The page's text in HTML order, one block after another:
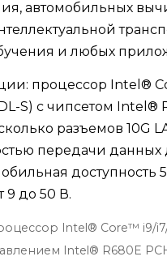
автомобильных
и любых
процессор Intel®
S) с чипсетом Intel®
разъемов 10G
передачи
доступность
9 до 50 В.
Intel® Core™ i9/
Intel® R680E